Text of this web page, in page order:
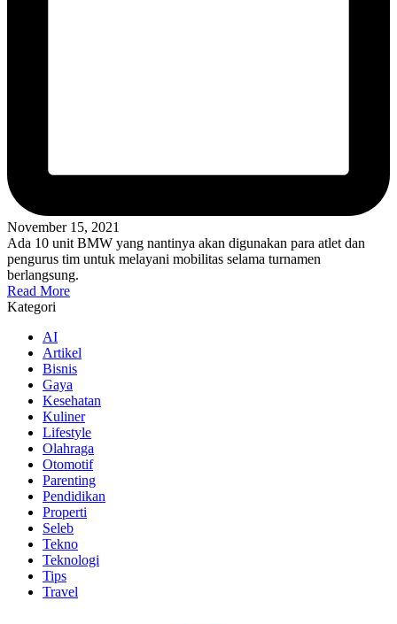
November 15, 2021
Ada 10 unit BMW yang nantinya akan digunakan para atlet dan
pengurus tim untuk melayani mobilitas selama turnamen
berlangsung.
Read More
Kategori
AI
Artikel
Bisnis
Gaya
Kesehatan
Kuliner
Lifestyle
Olahraga
Otomotif
Parenting
Pendidikan
Properti
Seleb
Tekno
Teknologi
Tips
Travel